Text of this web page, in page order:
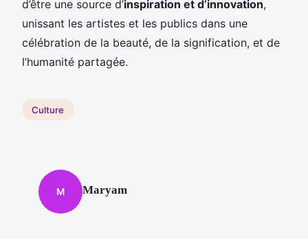
d’être une source d’inspiration et d’innovation,
unissant les artistes et les publics dans une
célébration de la beauté, de la signification, et de
l’humanité partagée.
Culture
M Maryam